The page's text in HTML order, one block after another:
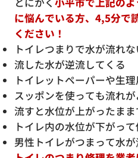
に悩んでいる方、4,5分で
ください！
トイレつまりで水が流れな
流した水が逆流してくる
トイレットペーパーや生
スッポンを使っても流れ
流すと水位が上がったま
トイレ内の水位が下がっ
男性トイレがつまって水